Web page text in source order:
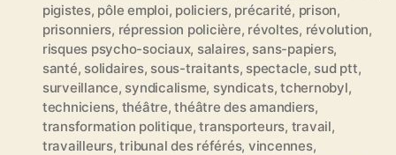
pigistes, pôle emploi, policiers, précarité, prison,
prisonniers, répression policière, révoltes, révolution,
risques psycho-sociaux, salaires, sans-papiers,
santé, solidaires, sous-traitants, spectacle, sud ptt,
surveillance, syndicalisme, syndicats,tchernobyl,
techniciens, théâtre,théâtre des amandiers,
transformation politique,transporteurs, travail,
travailleurs,tribunal des référés, vincennes,